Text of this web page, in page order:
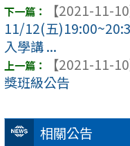
相關公告
【2021-11-10
11/12(五
入學講 ...
【2021-11-10
獎班級公告